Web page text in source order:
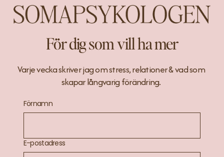
För dig som vill ha mer
Förnamn
E-postadress
Varje vecka skriver jag om stress, relationer & vad som
skapar långvarig förändring.